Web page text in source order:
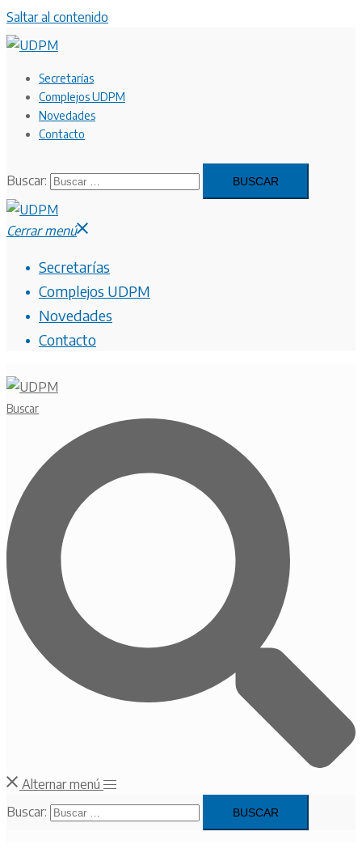
Saltar al contenido
Secretarías
Complejos UDPM
Novedades
Contacto
Buscar:
Cerrar menú
Secretarías
Complejos UDPM
Novedades
Contacto
Buscar
Alternar menú
Buscar: